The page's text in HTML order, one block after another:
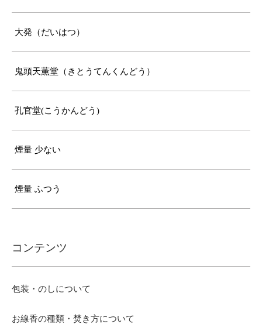
大発（だいはつ）
鬼頭天薫堂（きとうてんくんどう）
孔官堂(こうかんどう)
煙量 少ない
煙量 ふつう
コンテンツ
包装・のしについて
お線香の種類・焚き方について